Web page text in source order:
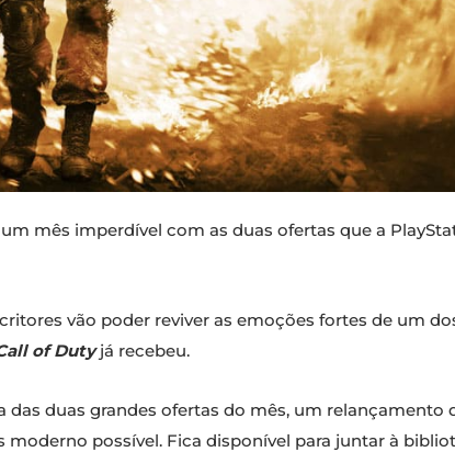
mês imperdível com as duas ofertas que a
vão poder reviver as emoções fortes de um
of Dutyjá recebeu.
das duas grandes ofertas do mês, um relançamento
possível. Fica disponível para juntar à